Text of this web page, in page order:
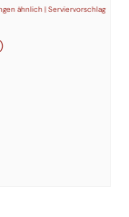
ähnlich | Serviervorschlag